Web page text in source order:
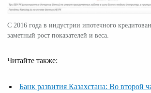
С 2016 года в индустрии ипотечного
заметный рост показателей и веса.
Читайте также:
Банк развития Казахстана: Во второй